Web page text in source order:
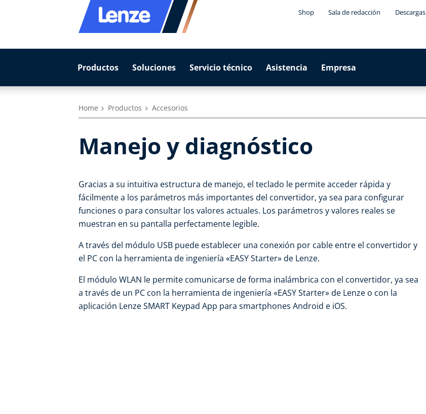
Shop Sala de redacción Descargas
Productos Soluciones Servicio técnico Asistencia Empresa
Home Productos Accesorios
Manejo y diagnóstico
Gracias a su intuitiva estructura de manejo, el teclado le permite acceder rápida y
fácilmente a los parámetros más importantes del convertidor, ya sea para configurar
funciones o para consultar los valores actuales. Los parámetros y valores reales se
muestran en su pantalla perfectamente legible.
A través del módulo USB puede establecer una conexión por cable entre el convertidor y
el PC con la herramienta de ingeniería «EASY Starter» de Lenze.
El módulo WLAN le permite comunicarse de forma inalámbrica con el convertidor, ya sea
a través de un PC con la herramienta de ingeniería «EASY Starter» de Lenze o con la
aplicación Lenze SMART Keypad App para smartphones Android e iOS.